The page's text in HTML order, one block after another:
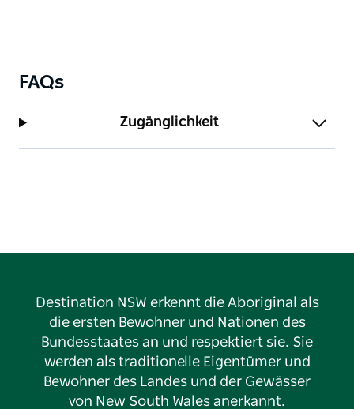
FAQs
Zugänglichkeit
Destination NSW erkennt die Aboriginal als
die ersten Bewohner und Nationen des
Bundesstaates an und respektiert sie. Sie
werden als traditionelle Eigentümer und
Bewohner des Landes und der Gewässer
von New South Wales anerkannt.